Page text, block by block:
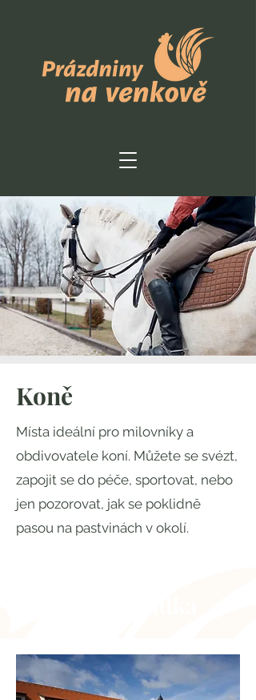
Koně
Místa ideální pro milovníky a
obdivovatele koní. Můžete se svézt,
zapojit se do péče, sportovat, nebo
jen pozorovat, jak se poklidně
pasou na pastvinách v okolí.